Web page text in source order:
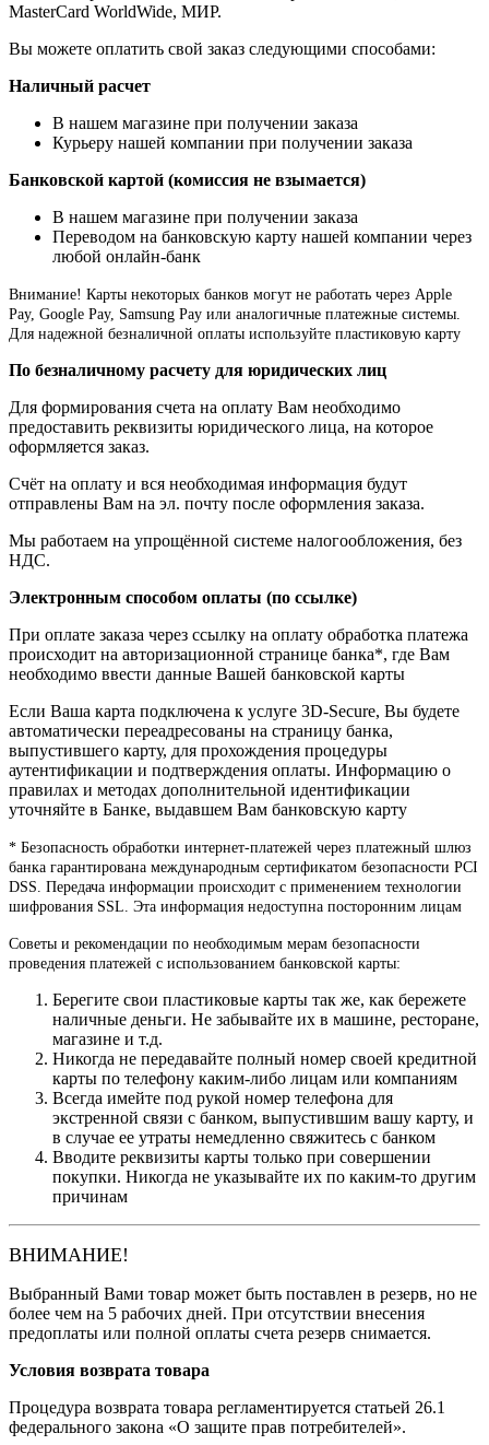
MasterCard WorldWide, МИР.
Вы можете оплатить свой заказ следующими способами:
Наличный расчет
В нашем магазине при получении заказа
Курьеру нашей компании при получении заказа
Банковской картой (комиссия не взымается)
В нашем магазине при получении заказа
Переводом на банковскую карту нашей компании через
любой онлайн-банк
Внимание! Карты некоторых банков могут не работать через Apple
Pay, Google Pay, Samsung Pay или аналогичные платежные системы.
Для надежной безналичной оплаты используйте пластиковую карту
По безналичному расчету для юридических лиц
Для формирования счета на оплату Вам необходимо
предоставить реквизиты юридического лица, на которое
оформляется заказ.
Счёт на оплату и вся необходимая информация будут
отправлены Вам на эл. почту после оформления заказа.
Мы работаем на упрощённой системе налогообложения, без
НДС.
Электронным способом оплаты (по ссылке)
При оплате заказа через ссылку на оплату обработка платежа
происходит на авторизационной странице банка*, где Вам
необходимо ввести данные Вашей банковской карты
Если Ваша карта подключена к услуге 3D-Secure, Вы будете
автоматически переадресованы на страницу банка,
выпустившего карту, для прохождения процедуры
аутентификации и подтверждения оплаты. Информацию о
правилах и методах дополнительной идентификации
уточняйте в Банке, выдавшем Вам банковскую карту
* Безопасность обработки интернет-платежей через платежный шлюз
банка гарантирована международным сертификатом безопасности PCI
DSS. Передача информации происходит с применением технологии
шифрования SSL. Эта информация недоступна посторонним лицам
Советы и рекомендации по необходимым мерам безопасности
проведения платежей с использованием банковской карты:
Берегите свои пластиковые карты так же, как бережете
наличные деньги. Не забывайте их в машине, ресторане,
магазине и т.д.
Никогда не передавайте полный номер своей кредитной
карты по телефону каким-либо лицам или компаниям
Всегда имейте под рукой номер телефона для
экстренной связи с банком, выпустившим вашу карту, и
в случае ее утраты немедленно свяжитесь с банком
Вводите реквизиты карты только при совершении
покупки. Никогда не указывайте их по каким-то другим
причинам
ВНИМАНИЕ!
Выбранный Вами товар может быть поставлен в резерв, но не
более чем на 5 рабочих дней. При отсутствии внесения
предоплаты или полной оплаты счета резерв снимается.
Условия возврата товара
Процедура возврата товара регламентируется статьей 26.1
федерального закона «О защите прав потребителей».